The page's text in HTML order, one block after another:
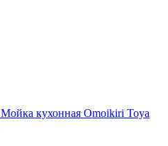
Мойка кухонная Omoikiri Toya